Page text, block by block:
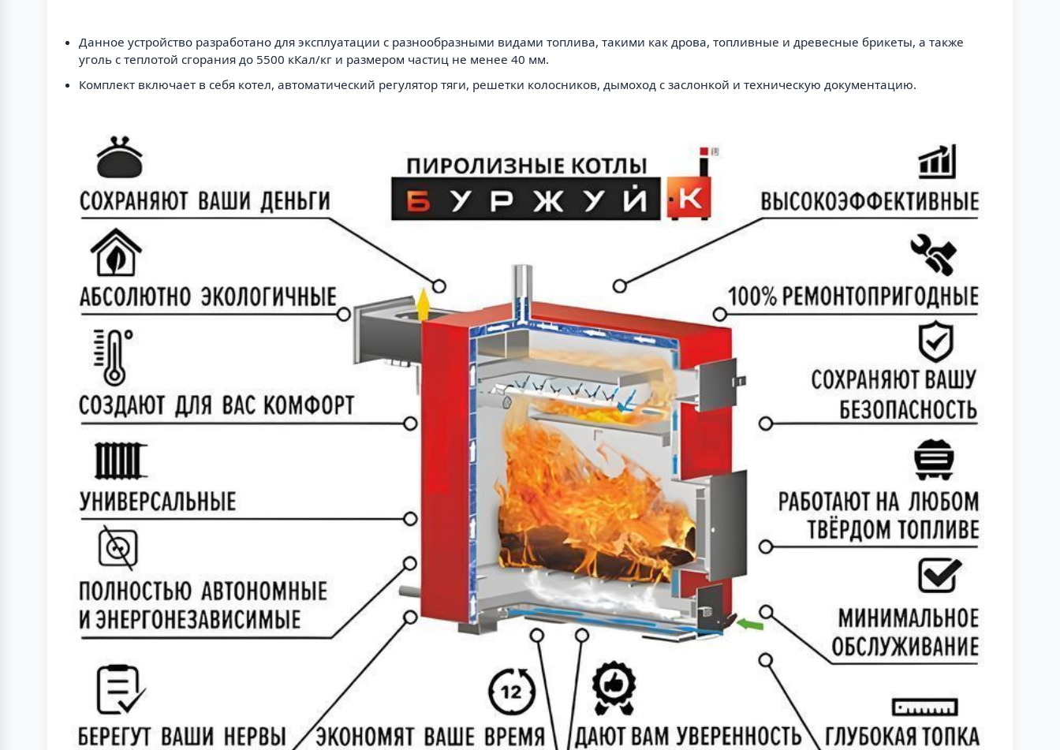
Данное устройство разработано для эксплуатации с разнообразными видами топлива, такими как дрова, топливные и древесные брикеты, а также
уголь с теплотой сгорания до 5500 кКал/кг и размером частиц не менее 40 мм.
Комплект включает в себя котел, автоматический регулятор тяги, решетки колосников, дымоход с заслонкой и техническую документацию.